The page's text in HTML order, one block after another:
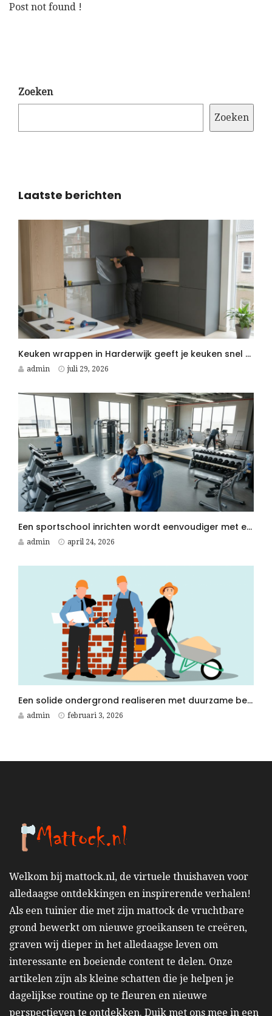
Post not found !
Zoeken
Zoeken
Laatste berichten
Keuken wrappen in Harderwijk geeft je keuken snel een moderne upgrade
admin juli 29, 2026
Een sportschool inrichten wordt eenvoudiger met een Fitness Aannemer aan je zijde
admin april 24, 2026
Een solide ondergrond realiseren met duurzame betonplaten voor elk betonwerken project
admin februari 3, 2026
Welkom bij mattock.nl, de virtuele thuishaven voor
alledaagse ontdekkingen en inspirerende verhalen!
Als een tuinier die met zijn mattock de vruchtbare
grond bewerkt om nieuwe groeikansen te creëren,
graven wij dieper in het alledaagse leven om
interessante en boeiende content te delen. Onze
artikelen zijn als kleine schatten die je helpen je
dagelijkse routine op te fleuren en nieuwe
perspectieven te ontdekken. Duik met ons mee in een